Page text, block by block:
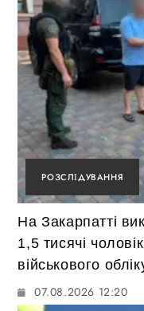
РОЗСЛІДУВАННЯ
На Закарпатті
1,5 тисячі
військового
07.08.2026 12:20